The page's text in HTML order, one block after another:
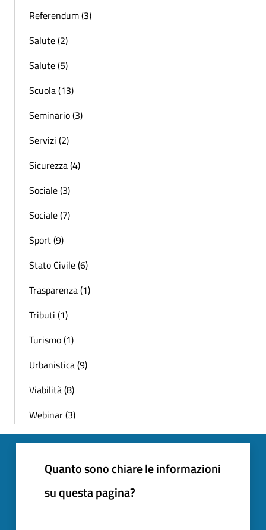
Referendum (3)
Salute (2)
Salute (5)
Scuola (13)
Seminario (3)
Servizi (2)
Sicurezza (4)
Sociale (3)
Sociale (7)
Sport (9)
Stato Civile (6)
Trasparenza (1)
Tributi (1)
Turismo (1)
Urbanistica (9)
Viabilità (8)
Webinar (3)
Quanto sono chiare le informazioni
su questa pagina?